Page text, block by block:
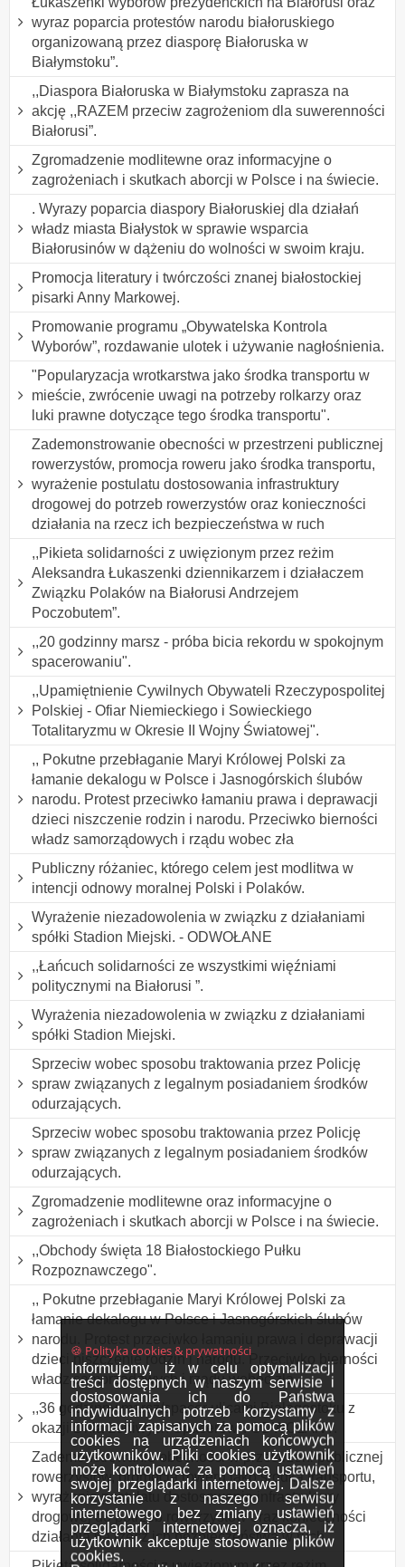
🍪 Polityka cookies & prywatności
Informujemy, iż w celu optymalizacji
treści dostępnych w naszym serwisie i
dostosowania ich do Państwa
indywidualnych potrzeb korzystamy z
informacji zapisanych za pomocą plików
cookies na urządzeniach końcowych
użytkowników. Pliki cookies użytkownik
może kontrolować za pomocą ustawień
swojej przeglądarki internetowej. Dalsze
korzystanie z naszego serwisu
internetowego bez zmiany ustawień
przeglądarki internetowej oznacza, iż
użytkownik akceptuje stosowanie plików
cookies.
wyraz poparcia protestów narodu białoruskiego
organizowaną przez diasporę Białoruska w
Białymstoku”.
,,Diaspora Białoruska w Białymstoku zaprasza na
akcję ,,RAZEM przeciw zagrożeniom dla suwerenności
Białorusi”.
Zgromadzenie modlitewne oraz informacyjne o
zagrożeniach i skutkach aborcji w Polsce i na świecie.
. Wyrazy poparcia diaspory Białoruskiej dla działań
władz miasta Białystok w sprawie wsparcia
Białorusinów w dążeniu do wolności w swoim kraju.
Promocja literatury i twórczości znanej białostockiej
pisarki Anny Markowej.
Promowanie programu „Obywatelska Kontrola
Wyborów”, rozdawanie ulotek i używanie nagłośnienia.
"Popularyzacja wrotkarstwa jako środka transportu w
mieście, zwrócenie uwagi na potrzeby rolkarzy oraz
luki prawne dotyczące tego środka transportu".
Zademonstrowanie obecności w przestrzeni publicznej
rowerzystów, promocja roweru jako środka transportu,
wyrażenie postulatu dostosowania infrastruktury
drogowej do potrzeb rowerzystów oraz konieczności
działania na rzecz ich bezpieczeństwa w ruch
,,Pikieta solidarności z uwięzionym przez reżim
Aleksandra Łukaszenki dziennikarzem i działaczem
Związku Polaków na Białorusi Andrzejem
Poczobutem”.
,,20 godzinny marsz - próba bicia rekordu w spokojnym
spacerowaniu".
,,Upamiętnienie Cywilnych Obywateli Rzeczypospolitej
Polskiej - Ofiar Niemieckiego i Sowieckiego
Totalitaryzmu w Okresie II Wojny Światowej".
,, Pokutne przebłaganie Maryi Królowej Polski za
łamanie dekalogu w Polsce i Jasnogórskich ślubów
narodu. Protest przeciwko łamaniu prawa i deprawacji
dzieci niszczenie rodzin i narodu. Przeciwko bierności
władz samorządowych i rządu wobec zła
Publiczny różaniec, którego celem jest modlitwa w
intencji odnowy moralnej Polski i Polaków.
Wyrażenie niezadowolenia w związku z działaniami
spółki Stadion Miejski. - ODWOŁANE
,,Łańcuch solidarności ze wszystkimi więźniami
politycznymi na Białorusi ”.
Wyrażenia niezadowolenia w związku z działaniami
spółki Stadion Miejski.
Sprzeciw wobec sposobu traktowania przez Policję
spraw związanych z legalnym posiadaniem środków
odurzających.
Sprzeciw wobec sposobu traktowania przez Policję
spraw związanych z legalnym posiadaniem środków
odurzających.
Zgromadzenie modlitewne oraz informacyjne o
zagrożeniach i skutkach aborcji w Polsce i na świecie.
,,Obchody święta 18 Białostockiego Pułku
Rozpoznawczego".
,, Pokutne przebłaganie Maryi Królowej Polski za
łamanie dekalogu w Polsce i Jasnogórskich ślubów
narodu. Protest przeciwko łamaniu prawa i deprawacji
dzieci niszczenie rodzin i narodu. Przeciwko bierności
władz samorządowych i rządu wobec zła
,,36 godzinny marsz/spacer ulicami Białegostoku z
okazji Dnia Leniwych Spacerów". ODWOŁANY.
Zademonstrowanie obecności w przestrzeni publicznej
rowerzystów, promocja roweru jako środka transportu,
wyrażenie postulatu dostosowania infrastruktury
drogowej do potrzeb rowerzystów oraz konieczności
działania na rzecz ich bezpieczeństwa w ruch